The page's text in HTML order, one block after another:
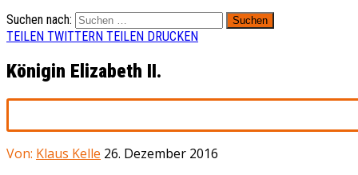
Suchen nach:
TEILEN TWITTERN TEILEN DRUCKEN
Königin Elizabeth II.
Von: Klaus Kelle 26. Dezember 2016